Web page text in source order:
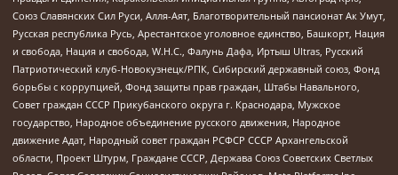
Союз Славянских Сил Руси, Алля-Аят, Благотворительный пансионат Ак Умут,
Русская республика Русь, Арестантское уголовное единство, Башкорт, Нация
и свобода, Нация и свобода, W.H.С., Фалунь Дафа, Иртыш Ultras, Русский
Патриотический клуб-Новокузнецк/РПК, Сибирский державный союз, Фонд
борьбы с коррупцией, Фонд защиты прав граждан, Штабы Навального,
Совет граждан СССР Прикубанского округа г. Краснодара, Мужское
государство, Народное объединение русского движения, Народное
движение Адат, Народный совет граждан РСФСР СССР Архангельской
области, Проект Штурм, Граждане СССР, Держава Союз Советских Светлых